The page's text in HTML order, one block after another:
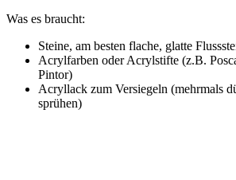
Was es braucht:
Steine, am besten flache, glatte
Acrylfarben oder Acrylstifte (z.B.
Pintor)
Acryllack zum Versiegeln (mehrmals
sprühen)